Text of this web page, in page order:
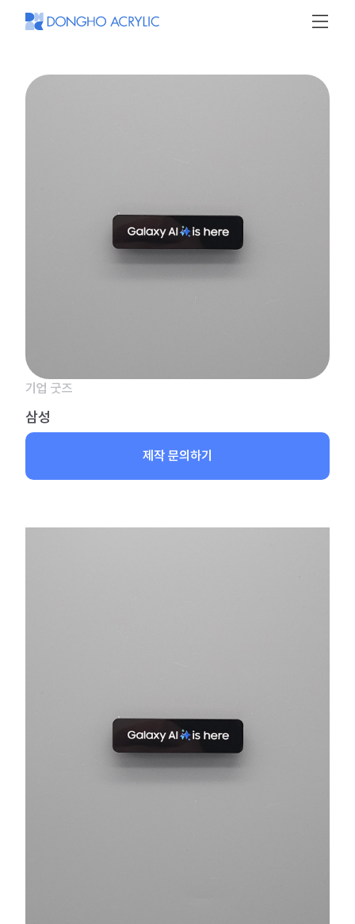
동
호
기업 굿즈
삼성
제작 문의하기